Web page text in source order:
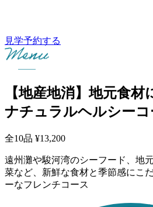
見学予約する
【地産地消】地元食材
ナチュラルヘルシーコ
全10品 ¥13,200
遠州灘や駿河湾のシーフード、地
菜など、新鮮な食材と季節感にこ
ーなフレンチコース